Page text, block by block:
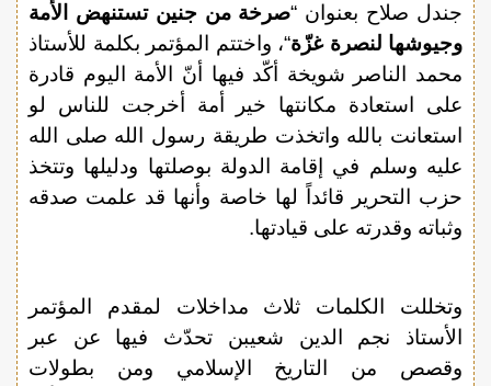
جندل صلاح بعنوان “صرخة من جنين تستنهض الأمة
وجيوشها لنصرة غزّة“، واختتم المؤتمر بكلمة للأستاذ
محمد الناصر شويخة أكّد فيها أنّ الأمة اليوم قادرة
على استعادة مكانتها خير أمة أخرجت للناس لو
استعانت بالله واتخذت طريقة رسول الله صلى الله
عليه وسلم في إقامة الدولة بوصلتها ودليلها وتتخذ
حزب التحرير قائداً لها خاصة وأنها قد علمت صدقه
وثباته وقدرته على قيادتها.
وتخللت الكلمات ثلاث مداخلات لمقدم المؤتمر
الأستاذ نجم الدين شعيبن تحدّث فيها عن عبر
وقصص من التاريخ الإسلامي ومن بطولات